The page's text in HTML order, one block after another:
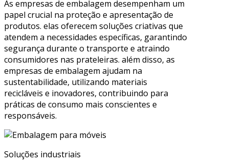
As empresas de embalagem desempenham um
papel crucial na proteção e apresentação de
produtos. elas oferecem soluções criativas que
atendem a necessidades específicas, garantindo
segurança durante o transporte e atraindo
consumidores nas prateleiras. além disso, as
empresas de embalagem ajudam na
sustentabilidade, utilizando materiais
recicláveis e inovadores, contribuindo para
práticas de consumo mais conscientes e
responsáveis.
Soluções industriais